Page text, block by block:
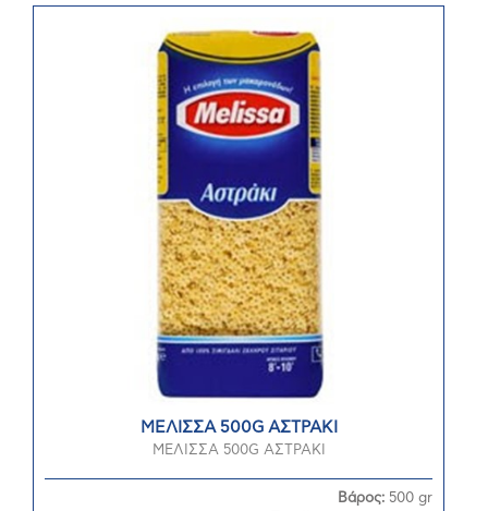
ΜΕΛΙΣΣΑ 500G ΑΣΤΡΑΚΙ
ΜΕΛΙΣΣΑ 500G ΑΣΤΡΑΚΙ
Βάρος: 500 gr